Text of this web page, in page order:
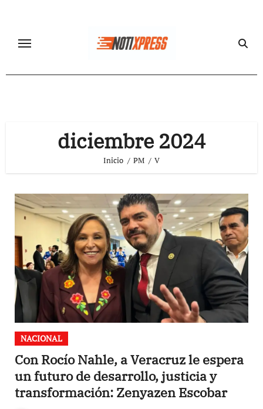
contenido
diciembre 2024
Inicio PM V
NACIONAL
Con Rocío Nahle, a Veracruz le espera
un futuro de desarrollo, justicia y
transformación: Zenyazen Escobar